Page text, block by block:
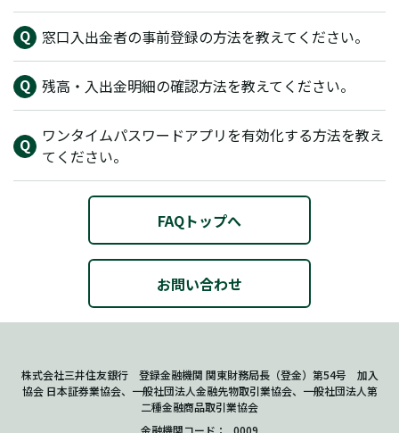
窓口入出金者の事前登録の方法を教えてください。
残高・入出金明細の確認方法を教えてください。
ワンタイムパスワードアプリを有効化する方法を教え
てください。
FAQトップへ
お問い合わせ
株式会社三井住友銀行 登録金融機関 関東財務局長（登金）第54号 加入
協会 日本証券業協会、一般社団法人金融先物取引業協会、一般社団法人第
二種金融商品取引業協会